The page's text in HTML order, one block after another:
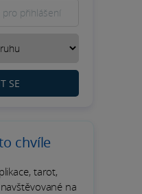
SE
chvíle
tarot,
na